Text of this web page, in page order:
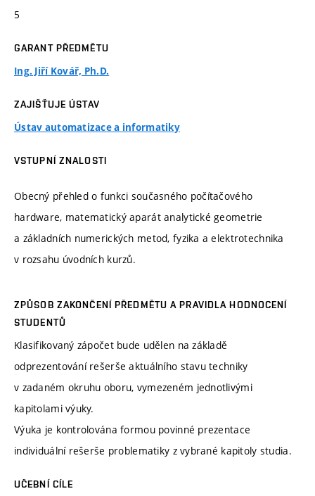
5
GARANT PŘEDMĚTU
Ing. Jiří Kovář, Ph.D.
ZAJIŠŤUJE ÚSTAV
Ústav automatizace a informatiky
VSTUPNÍ ZNALOSTI
Obecný přehled o funkci současného počítačového
hardware, matematický aparát analytické geometrie
a základních numerických metod, fyzika a elektrotechnika
v rozsahu úvodních kurzů.
ZPŮSOB ZAKONČENÍ PŘEDMĚTU A PRAVIDLA HODNOCENÍ
STUDENTŮ
Klasifikovaný zápočet bude udělen na základě
odprezentování rešerše aktuálního stavu techniky
v zadaném okruhu oboru, vymezeném jednotlivými
kapitolami výuky.
Výuka je kontrolována formou povinné prezentace
individuální rešerše problematiky z vybrané kapitoly studia.
UČEBNÍ CÍLE